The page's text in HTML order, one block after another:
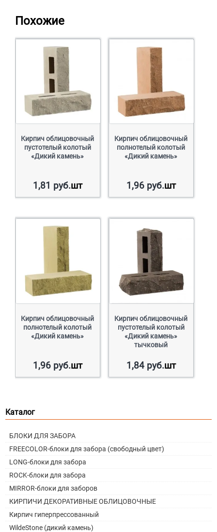
Похожие
Кирпич облицовочный
пустотелый колотый
«Дикий камень»
1,81 руб.шт
Кирпич облицовочный
полнотелый колотый
«Дикий камень»
1,96 руб.шт
Кирпич облицовочный
полнотелый колотый
«Дикий камень»
1,96 руб.шт
Кирпич облицовочный
пустотелый колотый
«Дикий камень»
тычковый
1,84 руб.шт
Каталог
БЛОКИ ДЛЯ ЗАБОРА
FREECOLOR-блоки для забора (свободный цвет)
LONG-блоки для забора
ROCK-блоки для забора
MIRROR-блоки для заборов
КИРПИЧИ ДЕКОРАТИВНЫЕ ОБЛИЦОВОЧНЫЕ
Кирпич гиперпрессованный
WildeStone (дикий камень)